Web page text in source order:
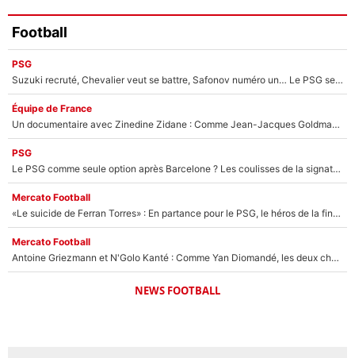
Football
PSG
Suzuki recruté, Chevalier veut se battre, Safonov numéro un… Le PSG se lance encore dans un gros chantier pour le poste de gardien de but
Équipe de France
Un documentaire avec Zinedine Zidane : Comme Jean-Jacques Goldman et Mylène Farmer, le nouveau sélectionneur de l'équipe de France a recalé une journaliste très connue
PSG
Le PSG comme seule option après Barcelone ? Les coulisses de la signature historique de Lionel Messi sont révélées au grand jour !
Mercato Football
«Le suicide de Ferran Torres» : En partance pour le PSG, le héros de la finale de la Coupe du monde s'attire les foudres de la presse espagnole !
Mercato Football
Antoine Griezmann et N'Golo Kanté : Comme Yan Diomandé, les deux champions du monde ont refusé de signer au PSG !
NEWS FOOTBALL